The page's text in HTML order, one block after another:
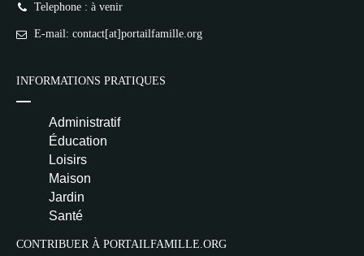
Telephone : à venir
E-mail: contact[at]portailfamille.org
INFORMATIONS PRATIQUES
Administratif
Éducation
Loisirs
Maison
Jardin
Santé
CONTRIBUER À PORTAILFAMILLE.ORG